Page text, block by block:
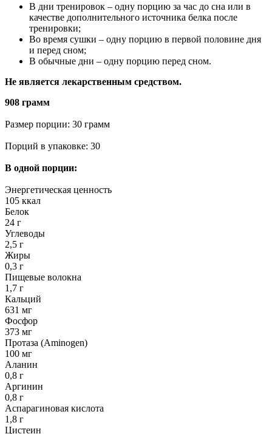
В дни тренировок – одну порцию за час до сна или в
качестве дополнительного источника белка после
тренировки;
Во время сушки – одну порцию в первой половине дня
и перед сном;
В обычные дни – одну порцию перед сном.
Не является лекарственным средством.
908 грамм
Размер порции: 30 грамм
Порций в упаковке: 30
В одной порции:
Энергетическая ценность
105 ккал
Белок
24 г
Углеводы
2,5 г
Жиры
0,3 г
Пищевые волокна
1,7 г
Кальций
631 мг
Фосфор
373 мг
Протаза (Aminogen)
100 мг
Аланин
0,8 г
Аргинин
0,8 г
Аспарагиновая кислота
1,8 г
Цистеин